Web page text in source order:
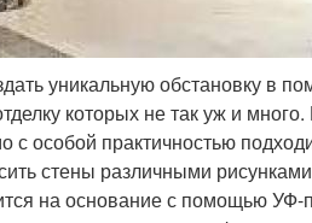
уникальную обстановку в
которых не так уж и
особой практичностью
стены различными
на основание с помощью УФ-